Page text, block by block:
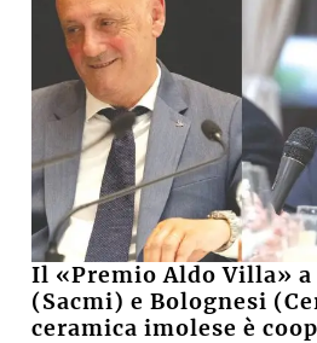
Il «Premio Aldo Villa»
(Sacmi) e Bolognesi
ceramica imolese è